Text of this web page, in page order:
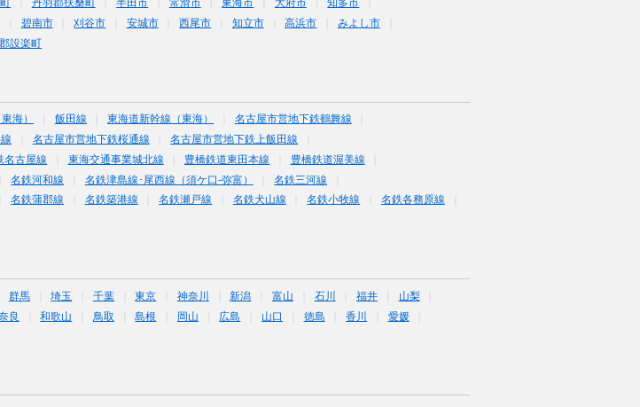
丹羽郡扶桑町 半田市 常滑市 東海市 大府市
知多市
碧南市 刈谷市 安城市 西尾市 知立市 高浜市
みよし市
設楽町
海） 飯田線 東海道新幹線（東海）
名古屋市営地下鉄鶴舞線
名古屋市営地下鉄桜通線
名古屋市営地下鉄上飯田線
名古屋線 東海交通事業城北線 豊橋鉄道東田本線
豊橋鉄道渥美線
名鉄河和線 名鉄津島線･尾西線（須ケ口-弥富）
名鉄三河線
名鉄蒲郡線 名鉄築港線 名鉄瀬戸線 名鉄犬山線 名鉄小牧線
名鉄各務原線
群馬 埼玉 千葉 東京 神奈川 新潟 富山 石川 福井
山梨
良 和歌山 鳥取 島根 岡山 広島 山口 徳島 香川
愛媛